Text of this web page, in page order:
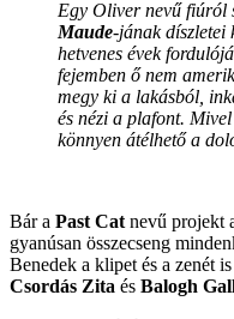
Egy Oliver nevű fiúról
Maude-jának díszletei
hetvenes évek
fejemben ő nem
megy ki a lakásból,
és nézi a plafont.
könnyen átélhető a
Bár a Past Cat nevű projekt
gyanúsan összecseng
Benedek a klipet és a zenét
Csordás Zita és Balogh